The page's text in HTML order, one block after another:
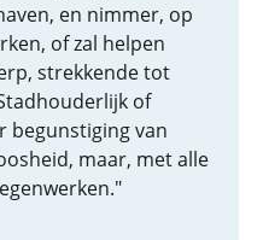
en nimmer, op
of zal helpen
strekkende tot
of
begunstiging van
maar, met alle